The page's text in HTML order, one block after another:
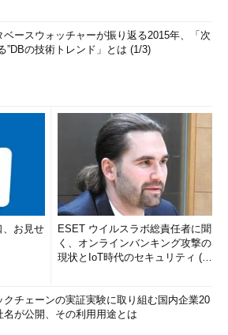
ベースウォッチャーが振り返る2015年、「次
”DBの技術トレンド」とは (1/3)
、お見せ
ESET ウイルスラボ総責任者に聞
く、オンラインバンキング攻撃の
現状とIoT時代のセキュリティ (1/
クチェーンの実証実験に取り組む国内企業20
名が公開、その利用用途とは